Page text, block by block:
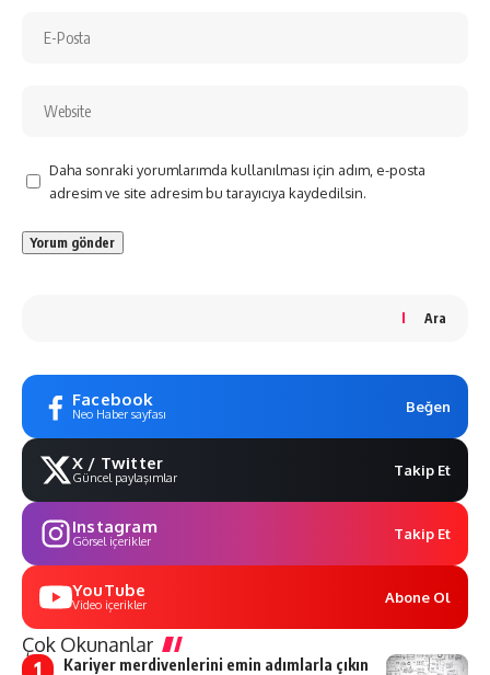
Daha sonraki yorumlarımda kullanılması için adım, e-posta
adresim ve site adresim bu tarayıcıya kaydedilsin.
Ara
Facebook
Neo Haber sayfası Beğen
X / Twitter
Güncel paylaşımlar Takip Et
Instagram
Görsel içerikler Takip Et
YouTube
Video içerikler Abone Ol
Çok Okunanlar
Kariyer merdivenlerini emin adımlarla çıkın